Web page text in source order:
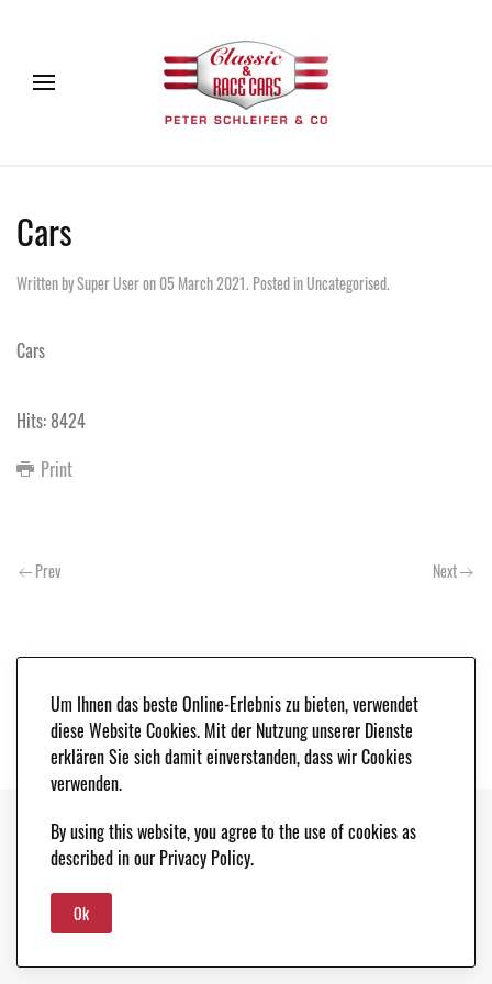
Cars
Written by Super User on05 March 2021. Posted inUncategorised.
Cars
Hits: 8424
Print
Prev Next
Copyright © 2021. Classic & Race Cars - Peter Schleifer & Co. |LEGAL NOTICE
DATA PROTECTION
Um Ihnen das beste Online-Erlebnis zu bieten, verwendet
diese Website Cookies. Mit der Nutzung unserer Dienste
erklären Sie sich damit einverstanden, dass wir Cookies
verwenden.
By using this website, you agree to the use of cookies as
described in our Privacy Policy.
Ok